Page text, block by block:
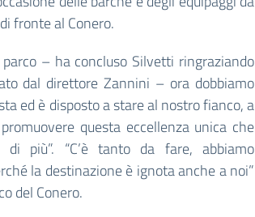
fronte al Conero.
– ha concluso Silvetti ringraziando
dal direttore Zannini – ora dobbiamo
ed è disposto a stare al nostro fianco, a
questa eccellenza unica che
più”. “C’è tanto da fare, abbiamo
la destinazione è ignota anche a noi”
del Conero.